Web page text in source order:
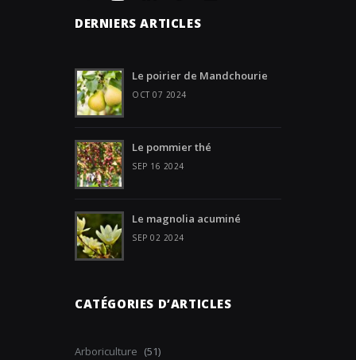
DERNIERS ARTICLES
Le poirier de Mandchourie
OCT 07 2024
Le pommier thé
SEP 16 2024
Le magnolia acuminé
SEP 02 2024
CATÉGORIES D’ARTICLES
Arboriculture (51)